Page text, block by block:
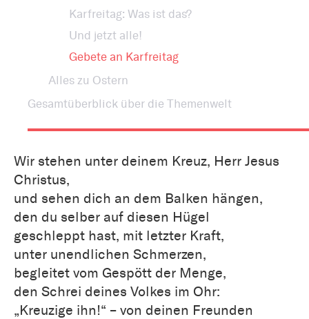
Karfreitag: Was ist das?
Und jetzt alle!
Gebete an Karfreitag
Alles zu Ostern
Gesamtüberblick über die Themenwelt
Wir stehen unter deinem Kreuz, Herr Jesus
Christus,
und sehen dich an dem Balken hängen,
den du selber auf diesen Hügel
geschleppt hast, mit letzter Kraft,
unter unendlichen Schmerzen,
begleitet vom Gespött der Menge,
den Schrei deines Volkes im Ohr:
„Kreuzige ihn!“ – von deinen Freunden